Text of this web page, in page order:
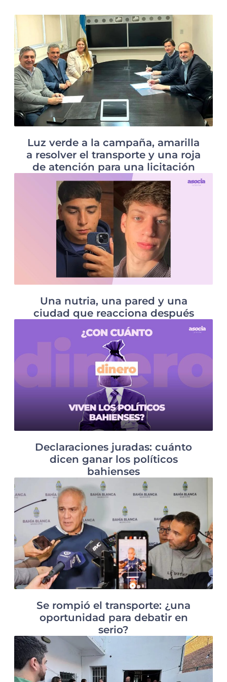
Luz verde a la campaña, amarilla
a resolver el transporte y una roja
de atención para una licitación
Una nutria, una pared y una
ciudad que reacciona después
Declaraciones juradas: cuánto
dicen ganar los políticos
bahienses
Se rompió el transporte: ¿una
oportunidad para debatir en
serio?